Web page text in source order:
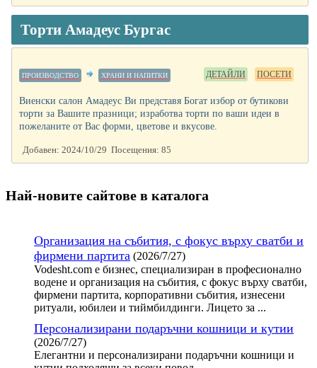
Торти Амадеус Бургас
ПРОИЗВОДСТВО ХРАНИ И НАПИТКИ ПОСЕТИ
ДЕТАЙЛИ
Виенски салон Амадеус Ви представя Богат избор от бутикови
торти за Вашите празници; изработва торти по ваши идеи в
пожеланите от Вас форми, цветове и вкусове.
Добавен: 2024/10/29 Посещения: 85
Най-новите сайтoве в каталога
Организация на събития, с фокус върху сватби и
фирмени партита (2026/7/27)
Vodesht.com е бизнес, специализиран в професионално
водене и организация на събития, с фокус върху сватби,
фирмени партита, корпоративни събития, изнесени
ритуали, юбилеи и тиймбилдинги. Лицето за ...
Персонализирани подаръчни кошници и кутии
(2026/7/27)
Елегантни и персонализирани подаръчни кошници и